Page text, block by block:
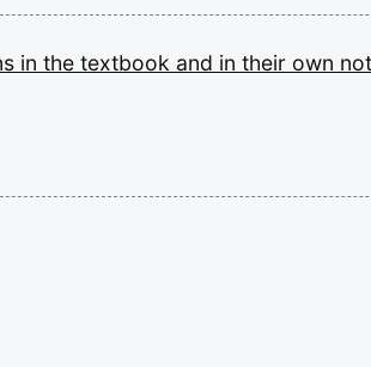
in the textbook and in their own